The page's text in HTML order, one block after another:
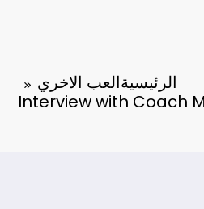
الرئيسيةالعب الاخري
Interview with Coach